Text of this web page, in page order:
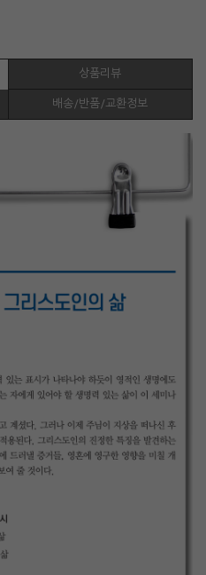
상품리뷰
배송/반품/교환정보